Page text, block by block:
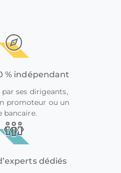
% indépendant
ses dirigeants,
promoteur ou un
bancaire.
dédiés